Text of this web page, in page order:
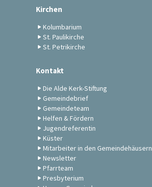
Kirchen
Kolumbarium
St. Paulikirche
St. Petrikirche
Kontakt
Die Alde Kerk-Stiftung
Gemeindebrief
Gemeindeteam
Helfen & Fördern
Jugendreferentin
Küster
Mitarbeiter in den Gemeindehäusern
Newsletter
Pfarrteam
Presbyterium